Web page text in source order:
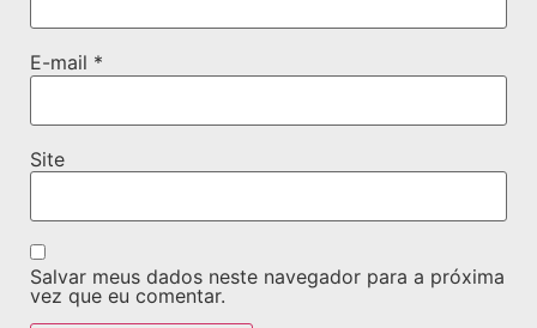
E-mail *
Site
Salvar meus dados neste navegador para a próxima
vez que eu comentar.